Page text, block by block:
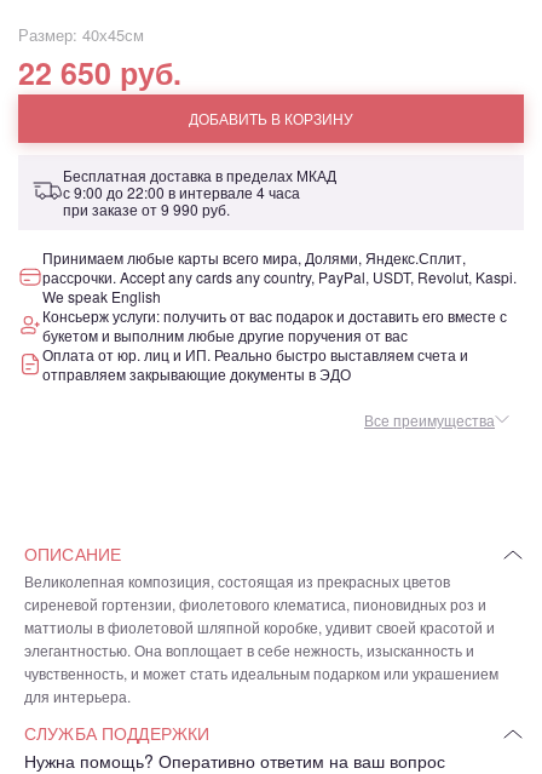
Размер: 40х45см
22 650 руб.
ДОБАВИТЬ В КОРЗИНУ
Бесплатная доставка в пределах МКАД
с 9:00 до 22:00 в интервале 4 часа
при заказе от9 990 руб.
Принимаем любые карты всего мира, Долями, Яндекс.Сплит,
рассрочки. Accept any cards any country, PayPal, USDT, Revolut, Kaspi.
We speak English
Консьерж услуги: получить от вас подарок и доставить его вместе с
букетом и выполним любые другие поручения от вас
Оплата от юр. лиц и ИП. Реально быстро выставляем счета и
отправляем закрывающие документы в ЭДО
Все преимущества
ОПИСАНИЕ
Великолепная композиция, состоящая из прекрасных цветов
сиреневой гортензии, фиолетового клематиса, пионовидных роз и
маттиолы в фиолетовой шляпной коробке, удивит своей красотой и
элегантностью. Она воплощает в себе нежность, изысканность и
чувственность, и может стать идеальным подарком или украшением
для интерьера.
СЛУЖБА ПОДДЕРЖКИ
Нужна помощь? Оперативно ответим на ваш вопрос